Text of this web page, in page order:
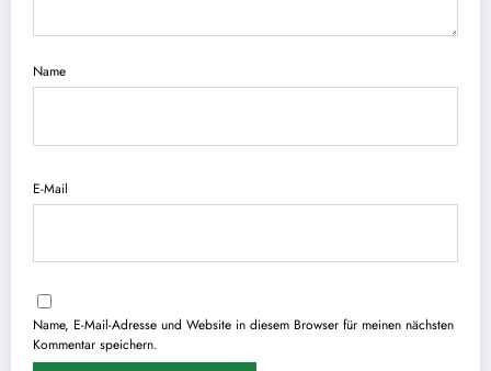
Name
E-Mail
Name, E-Mail-Adresse und Website in diesem Browser für meinen nächsten
Kommentar speichern.